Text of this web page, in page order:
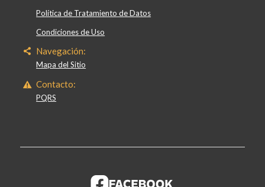
Política de Tratamiento de Datos
Condiciones de Uso
Navegación:
Mapa del Sitio
Contacto:
PQRS